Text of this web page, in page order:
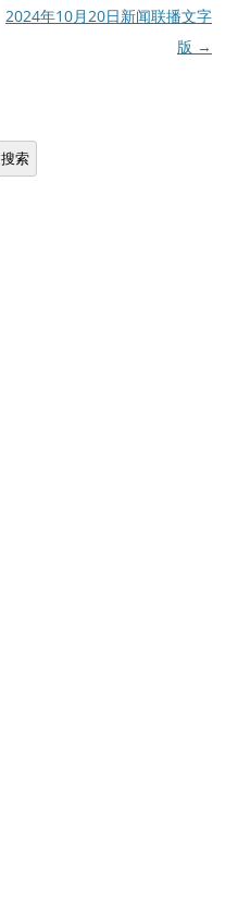
2024年10月20日新闻联播文字
版 →
搜索